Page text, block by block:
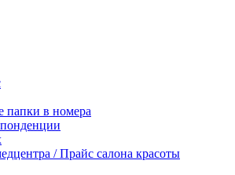
в номера
/ Прайс салона красоты